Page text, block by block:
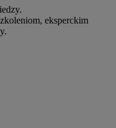
eksperckim